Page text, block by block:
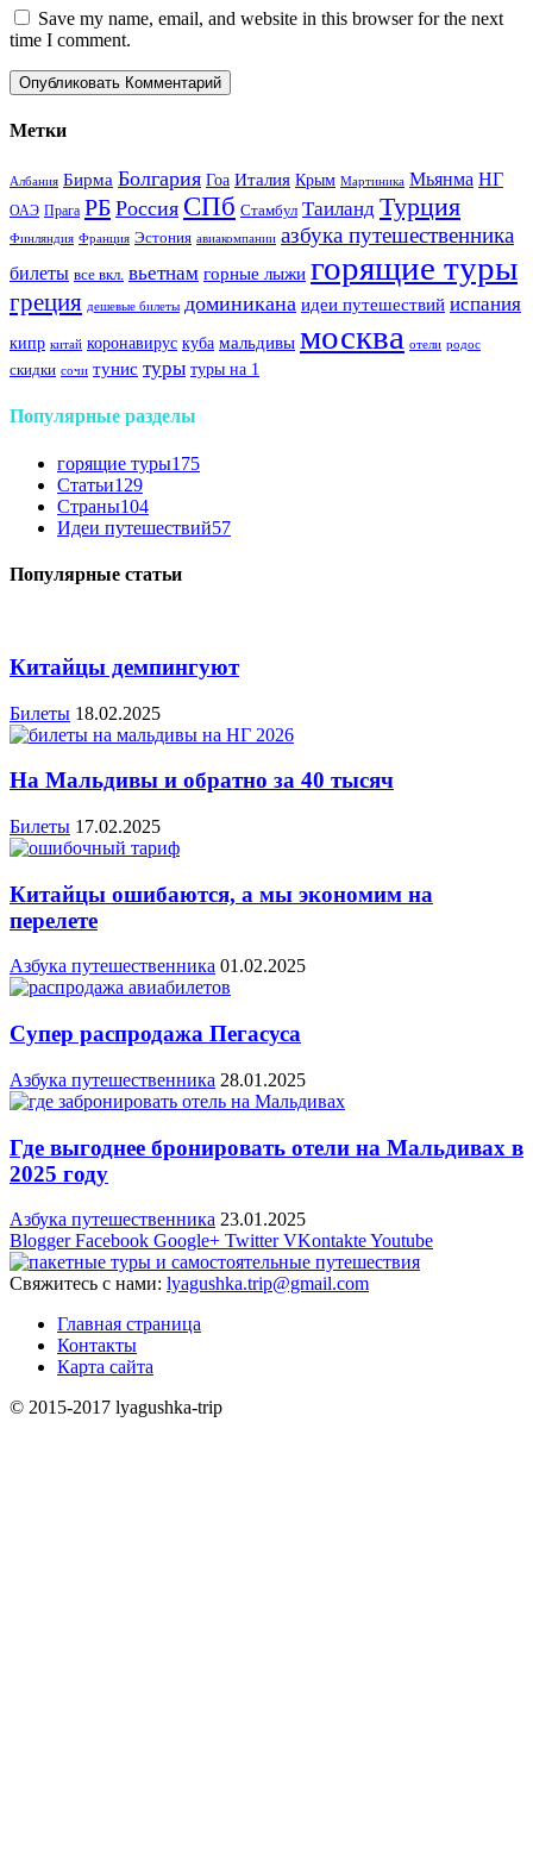
Save my name, email, and website in this browser for the next
time I comment.
Метки
Албания Бирма Болгария Гоа Италия Крым Мартиника Мьянма НГ
ОАЭ Прага РБ Россия СПб Стамбул Таиланд Турция
Финляндия Франция Эстония авиакомпании азбука путешественника
билеты все вкл. вьетнам горные лыжи горящие туры
греция дешевые билеты доминикана идеи путешествий испания
кипр китай коронавирус куба мальдивы москва отели родос
скидки сочи тунис туры туры на 1
Популярные разделы
горящие туры175
Статьи129
Страны104
Идеи путешествий57
Популярные статьи
Китайцы демпингуют
Билеты 18.02.2025
На Мальдивы и обратно за 40 тысяч
Билеты 17.02.2025
Китайцы ошибаются, а мы экономим на
перелете
Азбука путешественника 01.02.2025
Супер распродажа Пегасуса
Азбука путешественника 28.01.2025
Где выгоднее бронировать отели на Мальдивах в
2025 году
Азбука путешественника 23.01.2025
Blogger Facebook Google+ Twitter VKontakteYoutube
Свяжитесь с нами: lyagushka.trip@gmail.com
Главная страница
Контакты
Карта сайта
© 2015-2017 lyagushka-trip